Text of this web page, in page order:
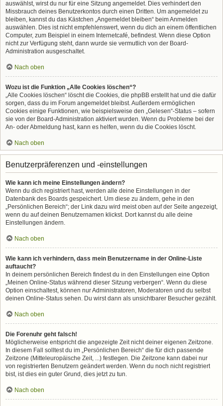
auswählst, wirst du nur für eine Sitzung angemeldet. Dies verhindert den
Missbrauch deines Benutzerkontos durch einen Dritten. Um angemeldet zu
bleiben, kannst du das Kästchen „Angemeldet bleiben“ beim Anmelden
auswählen. Dies ist nicht empfehlenswert, wenn du dich an einem öffentlichen
Computer, zum Beispiel in einem Internetcafé, befindest. Wenn diese Option
nicht zur Verfügung steht, dann wurde sie vermutlich von der Board-
Administration ausgeschaltet.
Nach oben
Wozu ist die Funktion „Alle Cookies löschen“?
„Alle Cookies löschen“ löscht die Cookies, die phpBB erstellt hat und die dafür
sorgen, dass du im Forum angemeldet bleibst. Außerdem ermöglichen
Cookies einige Funktionen, wie beispielsweise den „Gelesen“-Status – sofern
sie von der Board-Administration aktiviert wurden. Wenn du Probleme bei der
An- oder Abmeldung hast, kann es helfen, wenn du die Cookies löscht.
Nach oben
Benutzerpräferenzen und -einstellungen
Wie kann ich meine Einstellungen ändern?
Wenn du dich registriert hast, werden alle deine Einstellungen in der
Datenbank des Boards gespeichert. Um diese zu ändern, gehe in den
„Persönlichen Bereich“; der Link dazu wird meist oben auf der Seite angezeigt,
wenn du auf deinen Benutzernamen klickst. Dort kannst du alle deine
Einstellungen ändern.
Nach oben
Wie kann ich verhindern, dass mein Benutzername in der Online-Liste
auftaucht?
In deinem persönlichen Bereich findest du in den Einstellungen eine Option
„Meinen Online-Status während dieser Sitzung verbergen“. Wenn du diese
Option einschaltest, können nur Administratoren, Moderatoren und du selbst
deinen Online-Status sehen. Du wirst dann als unsichtbarer Besucher gezählt.
Nach oben
Die Forenuhr geht falsch!
Möglicherweise entspricht die angezeigte Zeit nicht deiner eigenen Zeitzone.
In diesem Fall solltest du im „Persönlichen Bereich“ die für dich passende
Zeitzone (Mitteleuropäische Zeit, ...) festlegen. Die Zeitzone kann dabei nur
von registrierten Benutzern geändert werden. Wenn du noch nicht registriert
bist, ist dies ein guter Grund, dies jetzt zu tun.
Nach oben